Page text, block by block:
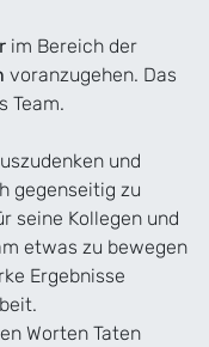
im Bereich der
voranzugehen. Das
Team.
und
gegenseitig zu
seine Kollegen und
etwas zu bewegen
Ergebnisse
Worten Taten